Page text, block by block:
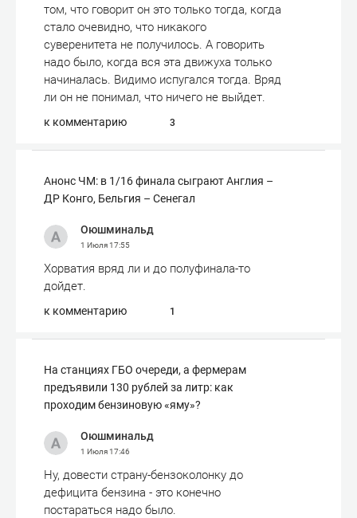
том, что говорит он это только тогда, когда
стало очевидно, что никакого
суверенитета не получилось. А говорить
надо было, когда вся эта движуха только
начиналась. Видимо испугался тогда. Вряд
ли он не понимал, что ничего не выйдет.
к комментарию 3
Анонс ЧМ: в 1/16 финала сыграют Англия –
ДР Конго, Бельгия – Сенегал
Оюшминальд
1 Июля17:55
Хорватия вряд ли и до полуфинала-то
дойдет.
к комментарию 1
На станциях ГБО очереди, а фермерам
предъявили 130 рублей за литр: как
проходим бензиновую «яму»?
Оюшминальд
1 Июля17:46
Ну, довести страну-бензоколонку до
дефицита бензина - это конечно
постараться надо было.